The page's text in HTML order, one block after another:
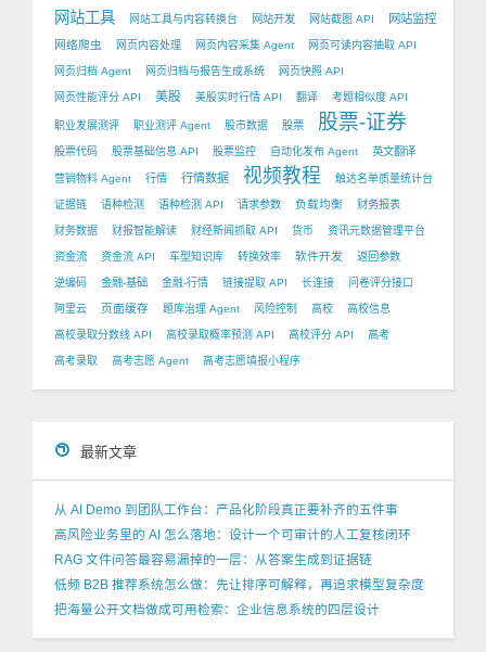
网站工具 网站工具与内容转换台 网站开发 网站截图 API
网站监控
网络爬虫
网页内容处理 网页内容采集 Agent 网页可读内容抽取 API
网页归档 Agent 网页归档与报告生成系统 网页快照 API
网页性能评分 API 美股 美股实时行情 API 翻译 考题相似度 API
职业发展测评 职业测评 Agent 股市数据 股票 股票-证券
股票代码 股票基础信息 API 股票监控 自动化发布 Agent 英文翻译
营销物料 Agent 行情 行情数据 视频教程 触达名单质量统计台
证据链 语种检测 语种检测 API 请求参数 负载均衡 财务报表
财务数据 财报智能解读 财经新闻抓取 API 货币 资讯元数据管理平台
资金流 资金流 API 车型知识库 转换效率 软件开发 返回参数
逆编码 金融-基础 金融-行情 链接提取 API 长连接 问卷评分接口
阿里云 页面缓存 题库治理 Agent 风险控制 高校 高校信息
高校录取分数线 API 高校录取概率预测 API 高校评分 API 高考
高考录取 高考志愿 Agent 高考志愿填报小程序
最新文章
从 AI Demo 到团队工作台：产品化阶段真正要补齐的五件事
高风险业务里的 AI 怎么落地：设计一个可审计的人工复核闭环
RAG 文件问答最容易漏掉的一层：从答案生成到证据链
低频 B2B 推荐系统怎么做：先让排序可解释，再追求模型复杂度
把海量公开文档做成可用检索：企业信息系统的四层设计